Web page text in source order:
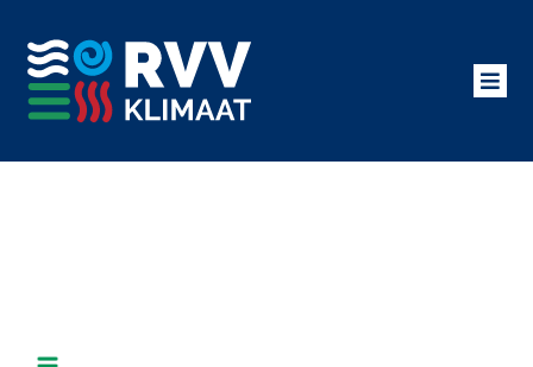
naar
inhoud